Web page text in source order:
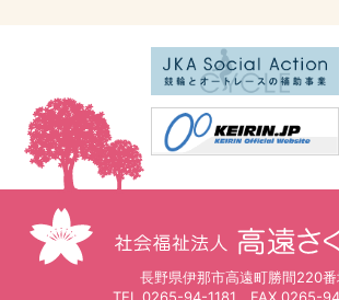
長野県伊那市高遠町勝間220番